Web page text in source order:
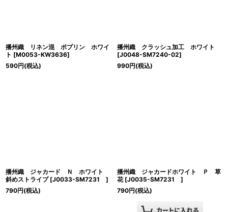
播州織 リネン混 ポプリン ホワイ
ト [M0053-KW3636]
590円(税込)
播州織 クラッシュ加工 ホワイト
[J0048-SM7240-02]
990円(税込)
播州織 ジャカード Ｎ ホワイト
斜めストライプ [J0033-SM7231 ]
790円(税込)
播州織 ジャカードホワイト Ｐ 草
花 [J0035-SM7231 ]
790円(税込)